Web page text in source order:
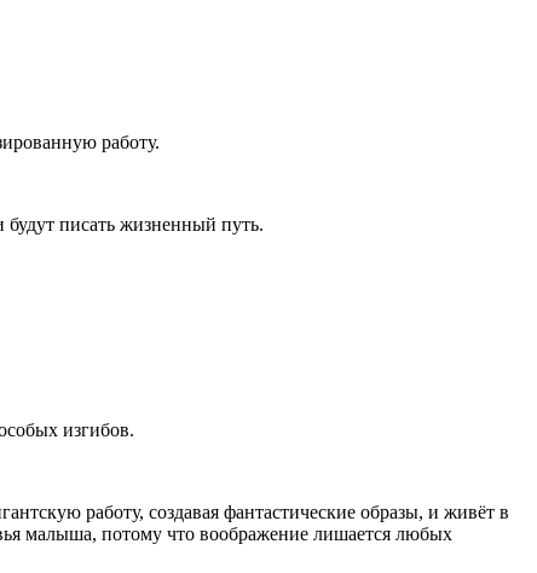
работу.
писать жизненный путь.
изгибов.
работу, создавая фантастические образы, и живёт в
малыша, потому что воображение лишается любых